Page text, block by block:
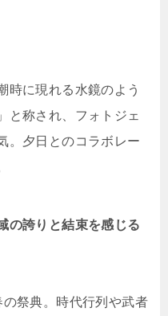
時に現れる水鏡のよう
と称され、フォトジェ
。夕日とのコラボレー
の誇りと結束を感じる
祭典。時代行列や武者